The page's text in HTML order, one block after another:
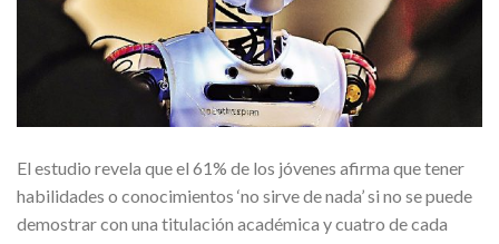
El estudio revela que el 61% de los jóvenes afirma que tener
habilidades o conocimientos ‘no sirve de nada’ si no se puede
demostrar con una titulación académica y cuatro de cada